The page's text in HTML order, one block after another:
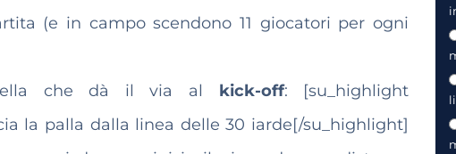
(e in campo scendono 11 giocatori per ogni
che dà il via al kick-off: [su_highlight
la palla dalla linea delle 30 iarde[/su_highlight]